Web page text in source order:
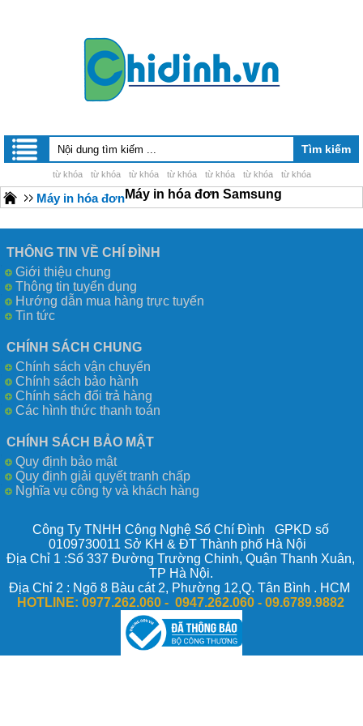
từ khóa từ khóa từ khóa từ khóa từ khóa từ khóa từ khóa
Máy in hóa đơnMáy in hóa đơn Samsung
THÔNG TIN VỀ CHÍ ĐÌNH
Giới thiệu chung
Thông tin tuyển dụng
Hướng dẫn mua hàng trực tuyến
Tin tức
CHÍNH SÁCH CHUNG
Chính sách vận chuyển
Chính sách bảo hành
Chính sách đổi trả hàng
Các hình thức thanh toán
CHÍNH SÁCH BẢO MẬT
Quy định bảo mật
Quy định giải quyết tranh chấp
Nghĩa vụ công ty và khách hàng
Công Ty TNHH Công Nghệ Số Chí Đình GPKD số
0109730011 Sở KH & ĐT Thành phố Hà Nội
Địa Chỉ 1 :Số 337 Đường Trường Chinh, Quận Thanh Xuân,
TP Hà Nội.
Địa Chỉ 2 : Ngõ 8 Bàu cát 2, Phường 12,Q. Tân Bình . HCM
HOTLINE: 0977.262.060 - 0947.262.060 -09.6789.9882